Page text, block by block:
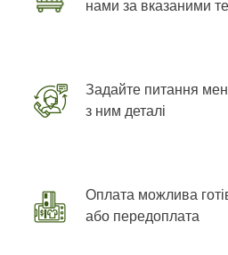
нами за вказаними
Задайте питання
з ним деталі
Оплата можлива
або передоплата